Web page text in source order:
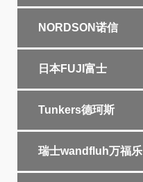
NORDSON诺信
日本FUJI富士
Tunkers德珂斯
瑞士wandfluh万福乐